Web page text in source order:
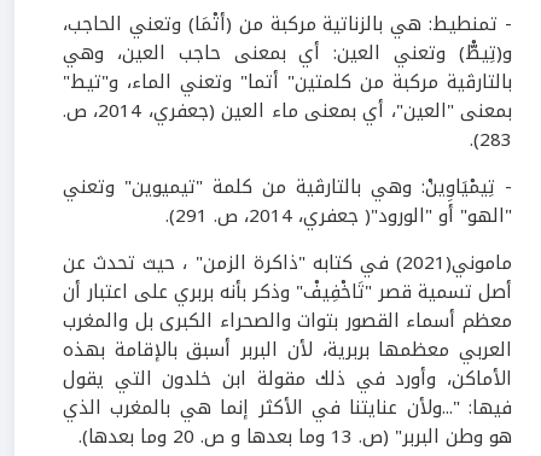
- تمنطيط: هي بالزناتية مركبة من (أتْمَا) وتعني الحاجب،
و(تِيطّْ) وتعني العين: أي بمعنى حاجب العين، وهي
بالتارڤية مركبة من كلمتين" أتما" وتعني الماء، و"تيط"
بمعنى "العين"، أي بمعنى ماء العين (جعفري، 2014، ص.
283
)
.
- تِيمْيَاوِينْ: وهي بالتارڤية من كلمة "تيميوين" وتعني
"الهو" أو "الورود"( جعفري، 2014، ص. 291
).
ماموني(2021) في كتابه "ذاكرة الزمن" ، حيث تحدث عن
أصل تسمية قصر "تَاخْفِيفْ" وذكر بأنه بربري على اعتبار أن
معظم أسماء القصور بتوات والصحراء الكبرى بل والمغرب
العربي معظمها بربرية، لأن البربر أسبق بالإقامة بهذه
الأماكن، وأورد في ذلك مقولة ابن خلدون التي يقول
فيها: "...ولأن عنايتنا في الأكثر إنما هي بالمغرب الذي
هو وطن البربر" (ص. 13 وما بعدها و ص.
وما بعدها).